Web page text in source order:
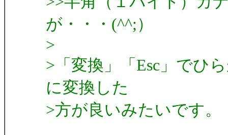
が・・・(^^;）
>
>「変換」「Esc」でひ
に変換した
>方が良いみたいです